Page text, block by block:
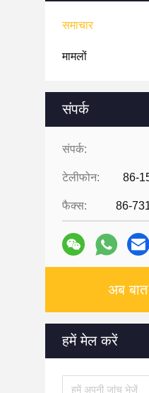
समाचार
मामलों
संपर्क
संपर्क:
टेलीफोन: 86-
फैक्स: 86-
अब
हमें मेल करें